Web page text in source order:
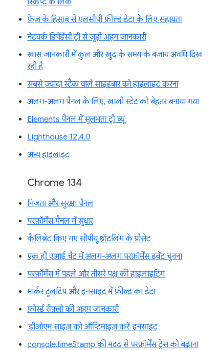
फ़ेज़ के हिसाब से एलसीपी फ़ील्ड डेटा के लिए सहायता
नेटवर्क डिपेंडेंसी ट्री से जुड़ी अहम जानकारी
खास जानकारी में कुल और खुद के समय के बजाय अवधि दिख
रही है
सबसे ज़्यादा स्टैक वाले साइडबार को हाइलाइट करना
अलग-अलग पैनल के लिए, खाली स्टेट को बेहतर बनाया गया
Elements पैनल में सुलभता ट्री व्यू
Lighthouse 12.4.0
अन्य हाइलाइट
Chrome 134
निजता और सुरक्षा पैनल
परफ़ॉर्मेंस पैनल में सुधार
कैलिब्रेट किए गए सीपीयू थ्रॉटलिंग के प्रीसेट
एक ही एआई चैट में अलग-अलग परफ़ॉर्मेंस इवेंट चुनना
परफ़ॉर्मेंस में पहले और तीसरे पक्ष की हाइलाइटिंग
मार्कर टूलटिप और इनसाइट में फ़ील्ड का डेटा
फ़ोर्स्ड रीफ़्लो की अहम जानकारी
'डीओएम साइज़ को ऑप्टिमाइज़ करें' इनसाइट
console.timeStamp की मदद से परफ़ॉर्मेंस ट्रेस को बढ़ाना